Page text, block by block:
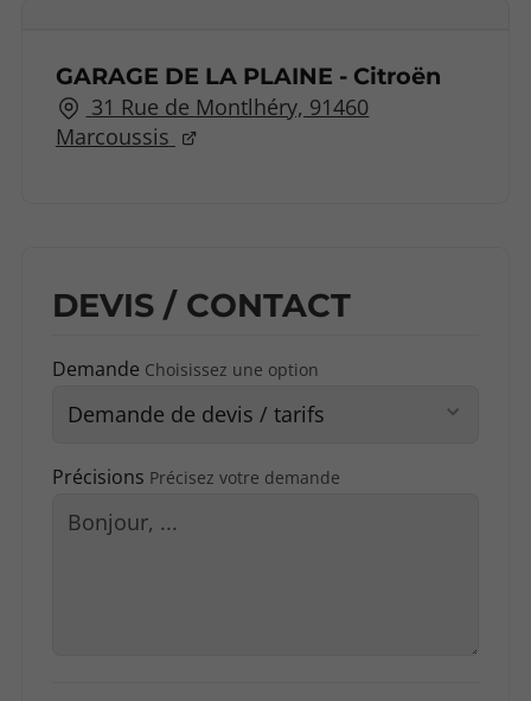
GARAGE DE LA PLAINE - Citroën
31 Rue de Montlhéry, 91460
Marcoussis
DEVIS / CONTACT
Demande Choisissez une option
Précisions Précisez votre demande